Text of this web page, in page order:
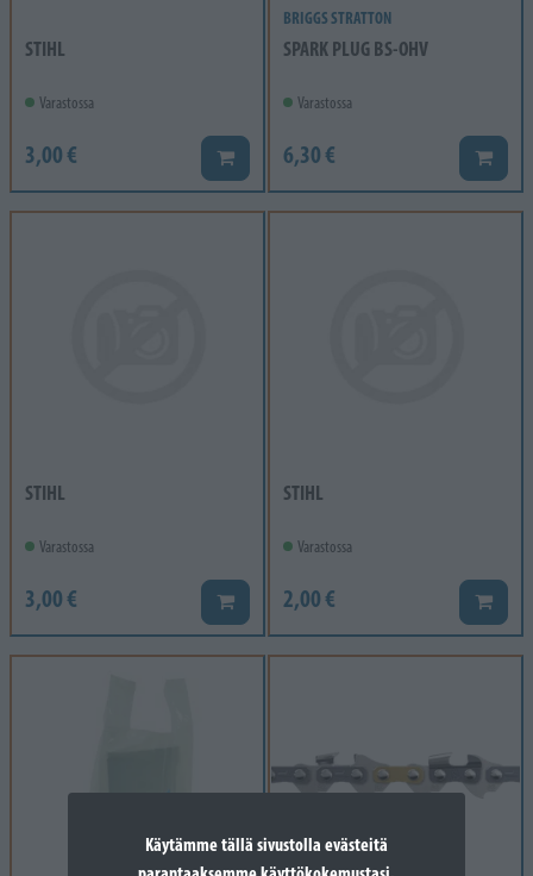
Käytämme tällä sivustolla evästeitä
STIHL
Varastossa
3,00 € Lisää koriin
BRIGGS STRATTON
SPARK PLUG BS-OHV
Varastossa
6,30 € Lisää
STIHL
Varastossa
3,00 € Lisää koriin
STIHL
Varastossa
2,00 € Lisää